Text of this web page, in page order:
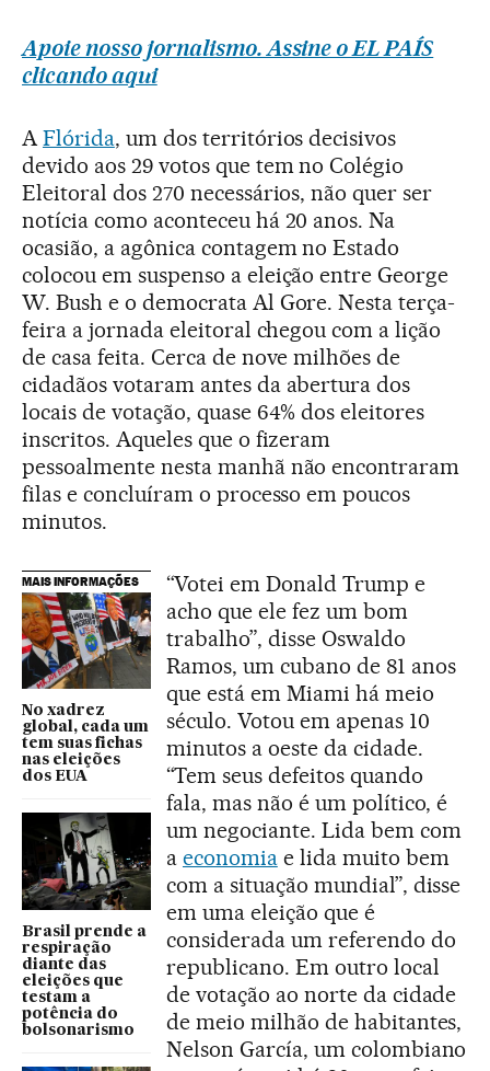
Apoie nosso jornalismo. Assine o EL PAÍS
clicando aqui
AFlórida, um dos territórios decisivos
devido aos 29 votos que tem no Colégio
Eleitoral dos 270 necessários, não quer ser
notícia como aconteceu há 20 anos. Na
ocasião, a agônica contagem no Estado
colocou em suspenso a eleição entre George
W. Bush e o democrata Al Gore. Nesta terça-
feira a jornada eleitoral chegou com a lição
de casa feita. Cerca de nove milhões de
cidadãos votaram antes da abertura dos
locais de votação, quase 64% dos eleitores
inscritos. Aqueles que o fizeram
pessoalmente nesta manhã não encontraram
filas e concluíram o processo em poucos
minutos.
MAIS INFORMAÇÕES
No xadrez
global, cada um
tem suas fichas
nas eleições
dos EUA
Brasil prende a
respiração
diante das
eleições que
testam a
potência do
bolsonarismo
“Votei em Donald Trump e
acho que ele fez um bom
trabalho”, disse Oswaldo
Ramos, um cubano de 81 anos
que está em Miami há meio
século. Votou em apenas 10
minutos a oeste da cidade.
“Tem seus defeitos quando
fala, mas não é um político, é
um negociante. Lida bem com
a economiae lida muito bem
com a situação mundial”, disse
em uma eleição que é
considerada um referendo do
republicano. Em outro local
de votação ao norte da cidade
de meio milhão de habitantes,
Nelson García, um colombiano